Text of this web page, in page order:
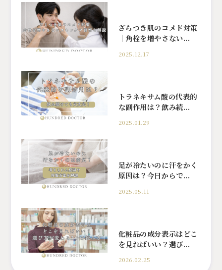
ざらつき肌のコメド対策
｜角栓を増やさない...
2025.12.17
トラネキサム酸の代表的
な副作用は？飲み続...
2025.01.29
足が冷たいのに汗をかく
原因は？今日からで...
2025.05.11
化粧品の成分表示はどこ
を見ればいい？選び...
2026.02.25